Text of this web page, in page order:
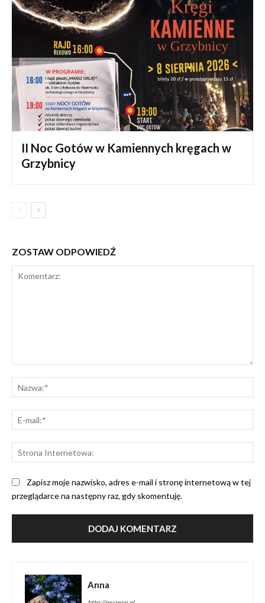
II Noc Gotów w Kamiennych kręgach w
Grzybnicy
ZOSTAW ODPOWIEDŹ
Zapisz moje nazwisko, adres e-mail i stronę internetową w tej
przeglądarce na następny raz, gdy skomentuję.
Anna